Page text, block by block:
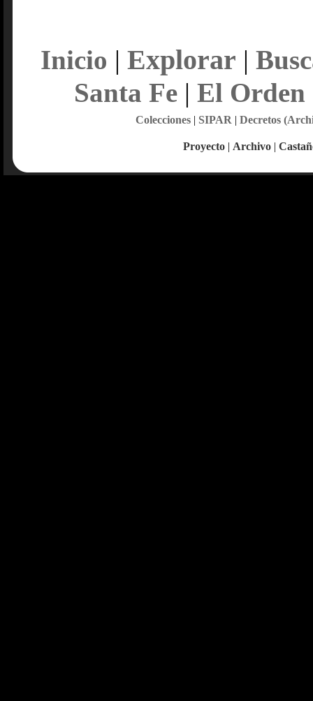
Inicio | Explorar |
Santa Fe| El Orden
Colecciones| SIPAR | Decretos
Proyecto | Archivo |